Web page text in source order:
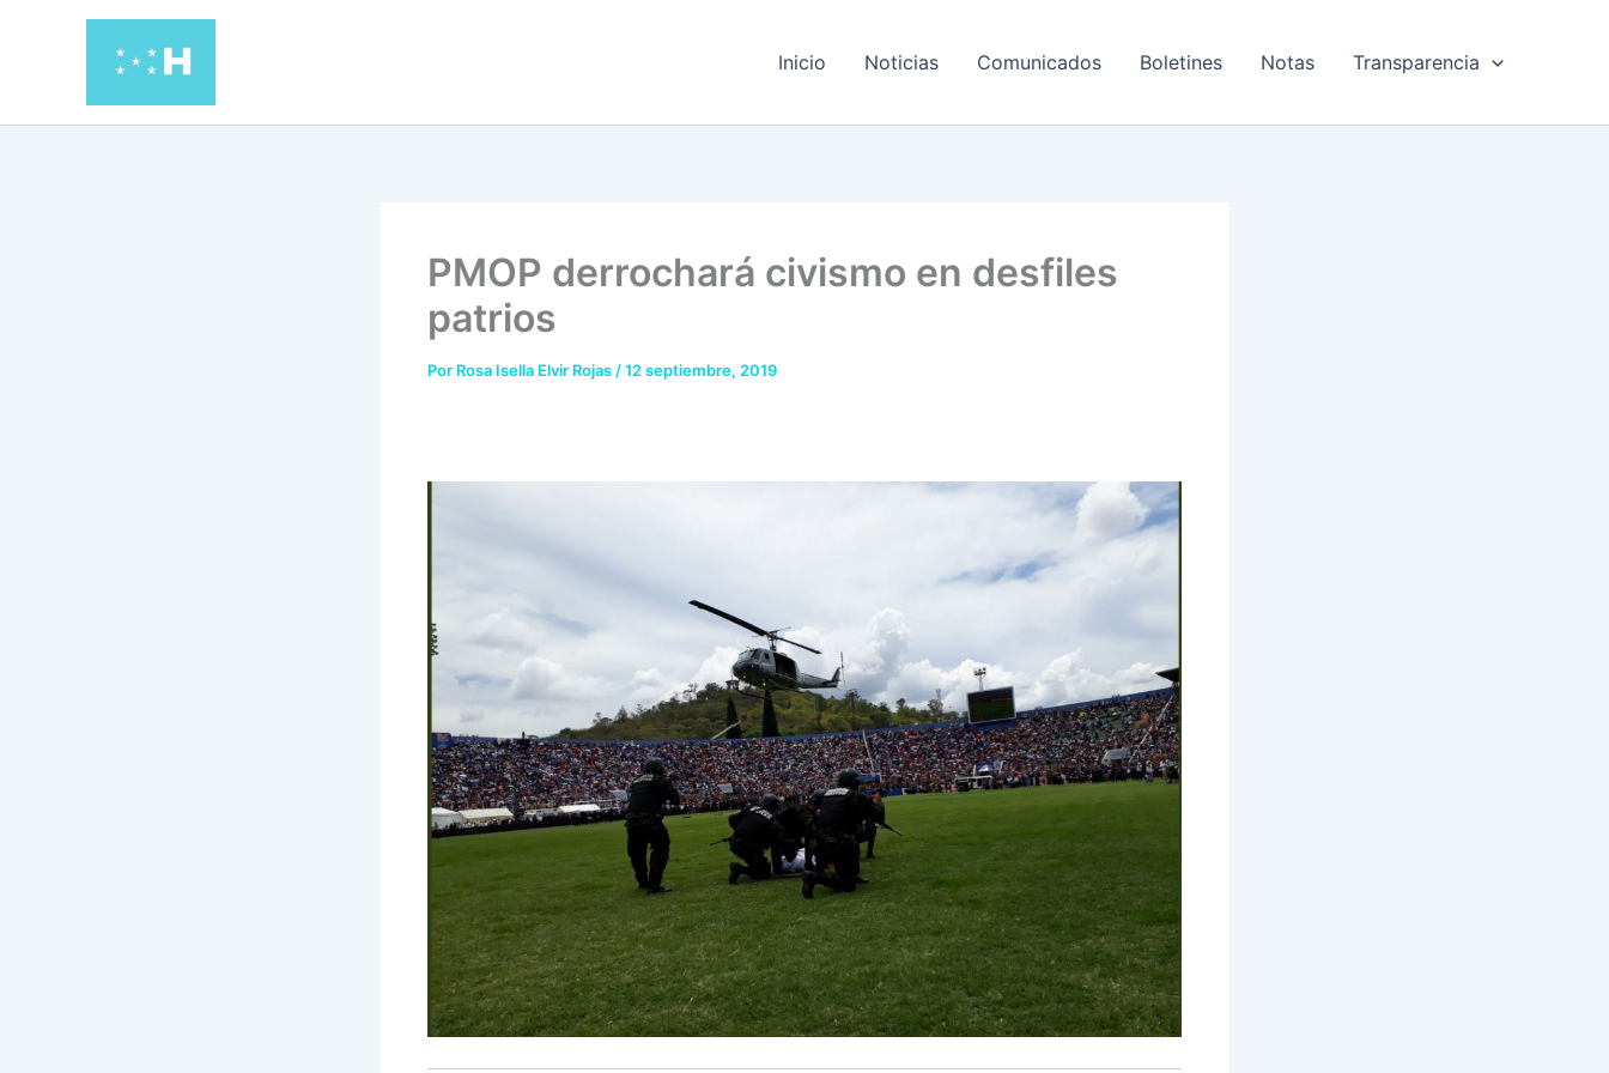
Inicio Noticias Comunicados Boletines Notas Transparencia
PMOP derrochará civismo en desfiles
patrios
Por Rosa Isella Elvir Rojas /12 septiembre, 2019